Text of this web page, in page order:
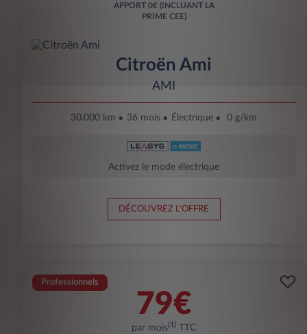
APPORT 0€ (INCLUANT LA
PRIME CEE)
Citroën Ami
AMI
30.000 km 36 mois Électrique 0 g/km
Activez le mode électrique
DÉCOUVREZ L'OFFRE
Professionnels
79€
par mois(1) TTC